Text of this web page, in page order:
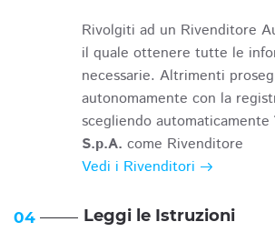
Rivolgiti ad un Rivenditore
il quale ottenere tutte le
necessarie. Altrimenti
autonomamente con la
scegliendo automaticamente
S.p.A. come Rivenditore
Vedi i Rivenditori
04 Leggi le Istruzioni